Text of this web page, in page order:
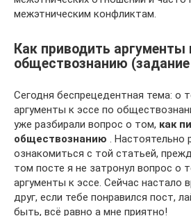
межэтническим конфликтам.
Как приводить аргументы
обществознанию
Сегодня беспрецедентная тема: о
аргументы к эссе по
уже разбирали вопрос о том, как
обществознанию . Настоятельно
ознакомиться с той статьей,
том посте я не затронул вопрос о
аргументы к эссе. Сейчас настало
друг, если тебе понравился пост,
быть, всё равно а мне приятно!